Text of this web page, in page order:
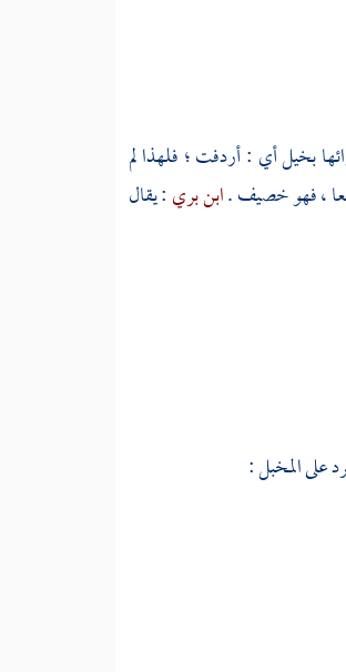
بخيل أي : أردفت ؛ فلهذا لم
، فهو خصيف .ابن بري: يقال
علىالمخبل: